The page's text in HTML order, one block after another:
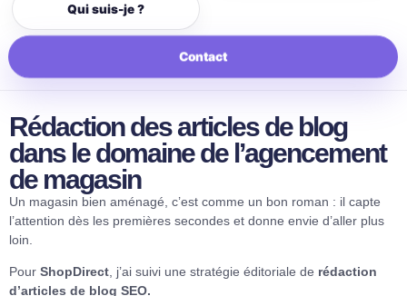
Qui suis-je ?
Contact
Rédaction des articles de blog
dans le domaine de l’agencement
de magasin
Un magasin bien aménagé, c’est comme un bon roman : il capte
l’attention dès les premières secondes et donne envie d’aller plus
loin.
Pour ShopDirect, j’ai suivi une stratégie éditoriale de rédaction
d’articles de blog SEO.